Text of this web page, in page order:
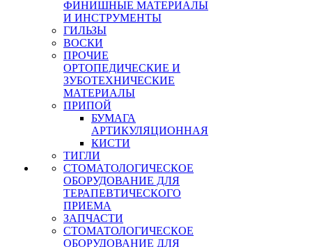
ФИНИШНЫЕ МАТЕРИАЛЫ
И ИНСТРУМЕНТЫ
ГИЛЬЗЫ
ВОСКИ
ПРОЧИЕ
ОРТОПЕДИЧЕСКИЕ И
ЗУБОТЕХНИЧЕСКИЕ
МАТЕРИАЛЫ
ПРИПОЙ
БУМАГА
АРТИКУЛЯЦИОННАЯ
КИСТИ
ТИГЛИ
СТОМАТОЛОГИЧЕСКОЕ
ОБОРУДОВАНИЕ ДЛЯ
ТЕРАПЕВТИЧЕСКОГО
ПРИЕМА
ЗАПЧАСТИ
СТОМАТОЛОГИЧЕСКОЕ
ОБОРУДОВАНИЕ ДЛЯ